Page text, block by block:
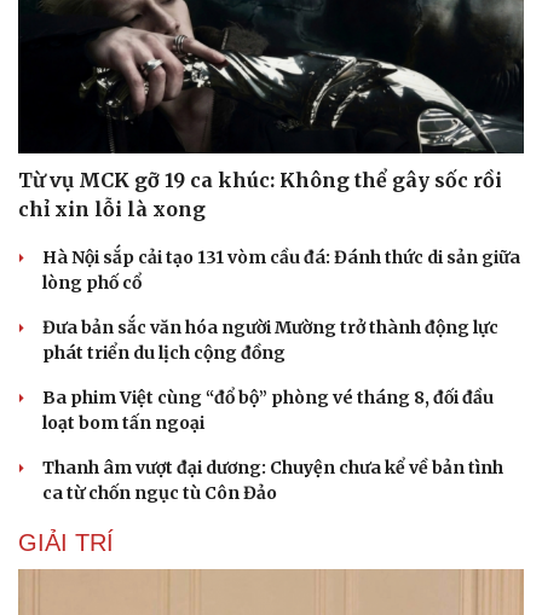
Văn hóa
Sân khấu - Điện ảnh
Âm nhạc
Di sản
Giải trí
Sao Việt
Từ vụ MCK gỡ 19 ca khúc: Không thể gây sốc rồi
chỉ xin lỗi là xong
Hà Nội sắp cải tạo 131 vòm cầu đá: Đánh thức di sản giữa
lòng phố cổ
Đưa bản sắc văn hóa người Mường trở thành động lực
phát triển du lịch cộng đồng
Ba phim Việt cùng “đổ bộ” phòng vé tháng 8, đối đầu
loạt bom tấn ngoại
Thanh âm vượt đại dương: Chuyện chưa kể về bản tình
ca từ chốn ngục tù Côn Đảo
GIẢI TRÍ